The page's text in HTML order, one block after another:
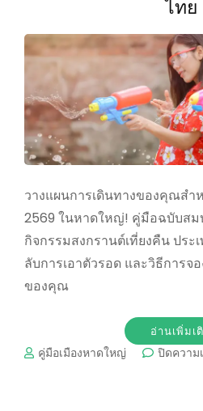
ไทย
วางแผนการเดินทางของคุณสำ
2569 ในหาดใหญ่! คู่มือฉบับสม
กิจกรรมสงกรานต์เที่ยงคืน ปร
ลับการเอาตัวรอด และวิธีการ
ของคุณ
อ่านเพิ่มเ
คู่มือเมืองหาดใหญ่ ปิดความ